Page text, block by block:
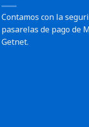
Contamos con la
pasarelas de pago de
Getnet.